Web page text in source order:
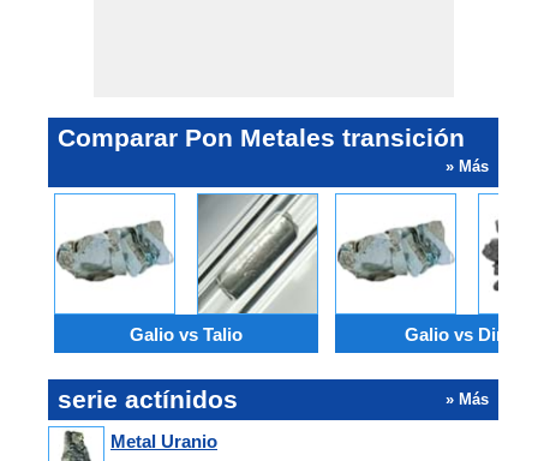
Comparar Pon Metales transición
» Más
Galio vs Talio Galio vs Dirigir
serie actínidos » Más
Metal Uranio